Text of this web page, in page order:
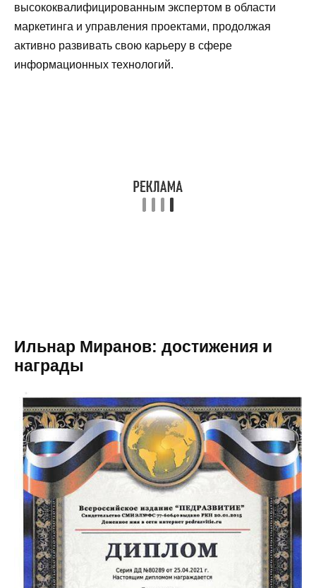
высококвалифицированным экспертом в области
маркетинга и управления проектами, продолжая
активно развивать свою карьеру в сфере
информационных технологий.
Ильнар Миранов: достижения и
награды